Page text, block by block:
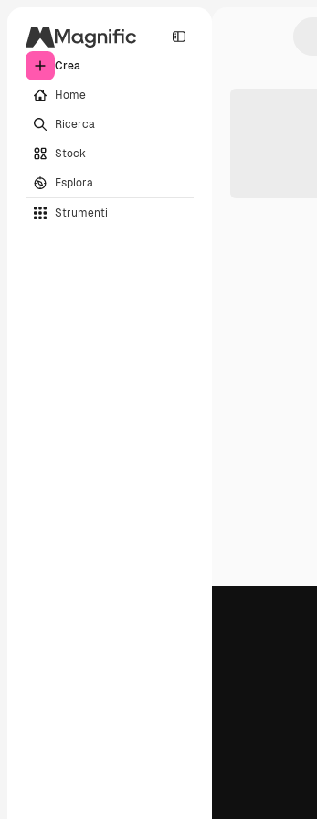
Crea
Home
Ricerca
Stock
Esplora
Strumenti